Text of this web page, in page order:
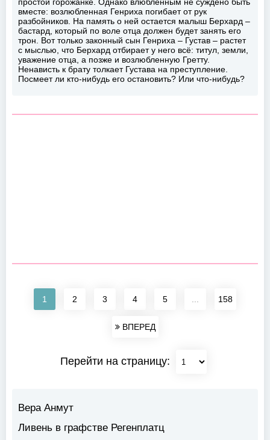
вместе: возлюбленная Генриха погибает от рук
разбойников. На память о ней остается малыш Берхард –
бастард, который по воле отца должен будет занять его
трон. Вот только законный сын Генриха – Густав – растет
с мыслью, что Берхард отбирает у него всё: титул, земли,
уважение отца, а позже и возлюбленную Гретту.
Ненависть к брату толкает Густава на преступление.
Посмеет ли кто-нибудь его остановить? Или что-нибудь?
1 2 3 4 5 158
ВПЕРЕД
Перейти на страницу:
Вера Анмут
Ливень в графстве Регенплатц